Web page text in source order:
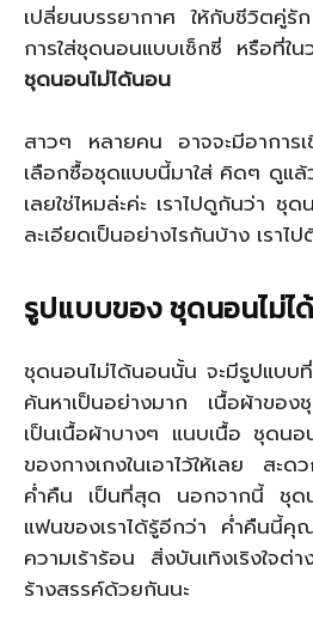
เปลี่ยนบรรยากาศ ให้กับชีวิตคู่
การใส่ชุดนอนแบบเซ็กซี่ หรือที่ใน
ชุดนอนไม่ได้นอน
สาวๆ หลายคน อาจจะมีอาการ
เลือกซื้อชุดแบบนี้มาใส่ คิดๆ ดูแล้
เลยใช่ไหมล่ะค่ะ เราไปดูกันว่า ชุ
ละเอียดเป็นอย่างไรกันบ้าง เราไ
รูปแบบของ ชุดนอนไม่ไ
ชุดนอนไม่ได้นอนนั้น จะมีรูปแบบ
ค้นหาเป็นอย่างมาก เนื้อผ้าขอ
เป็นเนื้อผ้าบางๆ แนบเนื้อ ชุดนอ
ของกางเกงในเอาไว้ให้เลย สะด
ค่ำคืน เป็นที่สุด นอกจากนี้ ชุด
แฟนของเราได้รู้อีกว่า ค่ำคืนนี้คุ
ความเร้าร้อน สิ่งบันเทิงเริงใจ
ร้างสรรค์ด้วยกันนะ